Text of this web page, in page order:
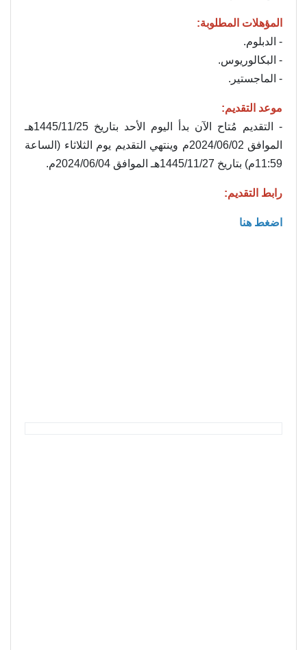
المؤهلات المطلوبة:
- الدبلوم.
- البكالوريوس.
- الماجستير.
موعد التقديم:
- التقديم مُتاح الآن بدأ اليوم الأحد بتاريخ 1445/11/25هـ
الموافق 2024/06/02م وينتهي التقديم يوم الثلاثاء (الساعة
11:59م) بتاريخ 1445/11/27هـ الموافق 2024/06/04م.
رابط التقديم:
اضغط هنا